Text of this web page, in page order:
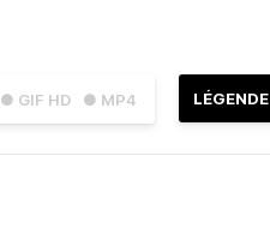
● GIF HD ● MP4 LÉGENDE